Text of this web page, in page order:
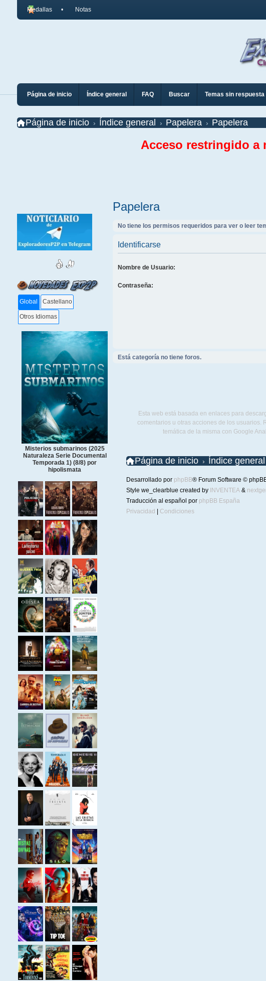
Medallas Notas
Página de inicio Índice general FAQ Buscar Temas sin respuesta
Página de inicio Índice general Papelera Papelera
Acceso restringido a
Global Castellano
Otros Idiomas
Misterios submarinos (2025
Naturaleza Serie Documental
Temporada 1) (8/8) por
hipolismata
Papelera
No tiene los permisos requeridos para ver o leer
Identificarse
Nombre de Usuario:
Contraseña:
Está categoría no tiene foros.
Esta web está basada en enlaces para
comentarios u otras acciones de los usuarios.
temática de la misma con Google
Página de inicio Índice general
Desarrollado por phpBB® Forum Software ©
Style we_clearblue created by INVENTEA&
Traducción al español por phpBB España
Privacidad
Condiciones